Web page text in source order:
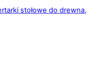
stołowe do drewna,